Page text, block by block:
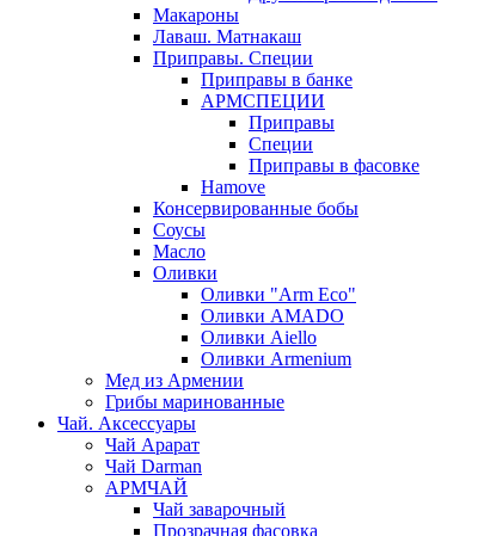
Макароны
Лаваш. Матнакаш
Приправы. Специи
Приправы в банке
АРМСПЕЦИИ
Приправы
Специи
Приправы в фасовке
Hamove
Консервированные бобы
Соусы
Масло
Оливки
Оливки "Arm Eco"
Оливки AMADO
Оливки Aiello
Оливки Armenium
Мед из Армении
Грибы маринованные
Чай. Аксессуары
Чай Арарат
Чай Darman
АРМЧАЙ
Чай заварочный
Прозрачная фасовка